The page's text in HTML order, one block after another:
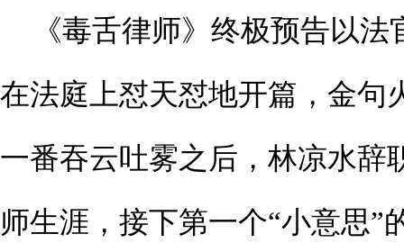
《毒舌律师》终极预告以
在法庭上怼天怼地开篇，金句
一番吞云吐雾之后，林凉水辞
师生涯，接下第一个“小意思”